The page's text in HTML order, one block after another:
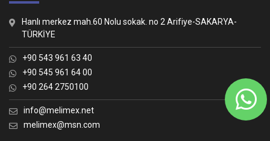
Hanlı merkez mah.60 Nolu sokak. no 2 Arifiye-SAKARYA-
TÜRKİYE
+90 543 961 63 40
+90 545 961 64 00
+90 264 2750100
info@melimex.net
melimex@msn.com
Nasıl yardımcı olabiliriz?